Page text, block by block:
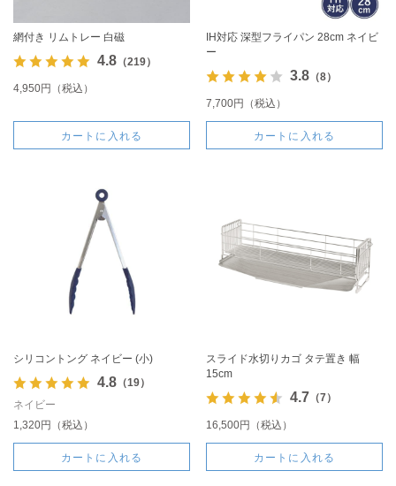
網付き リムトレー 白磁
4.8（219）
4,950円（税込）
カートに入れる
IH対応 深型フライパン 28cm ネイビ
ー
3.8（8）
7,700円（税込）
カートに入れる
シリコントング ネイビー (小)
4.8（19）
ネイビー
1,320円（税込）
カートに入れる
スライド水切りカゴ タテ置き 幅
15cm
4.7 （7）
16,500円（税込）
カートに入れる